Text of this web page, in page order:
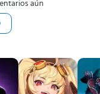
aún